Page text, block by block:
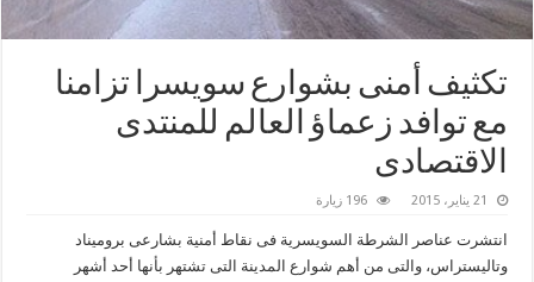
تكثيف أمنى بشوارع سويسرا تزامنا
مع توافد زعماؤ العالم للمنتدى
الاقتصادى
21 يناير، 2015 196 زيارة
انتشرت عناصر الشرطة السويسرية فى نقاط أمنية بشارعى بروميناد
وتاليستراس، والتى من أهم شوارع المدينة التى تشتهر بأنها أحد أشهر